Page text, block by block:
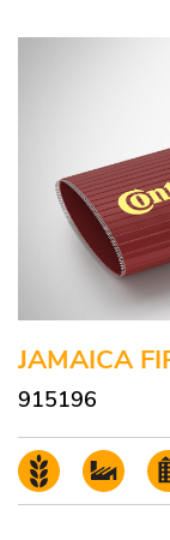
JAMAICA
915196